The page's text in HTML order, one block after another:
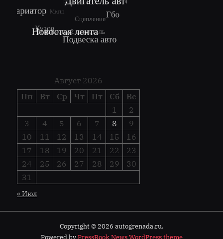
Август 2026
Пн
Вт Ср Чт Пт Сб
Вс
1
2
3
4 5 6 7 8
9
10
11 12 13 14 15
16
17
18 19 20 21 22
23
24
25 26 27 28 29
30
31
« Июл
Copyright © 2026 autogrenada.ru.